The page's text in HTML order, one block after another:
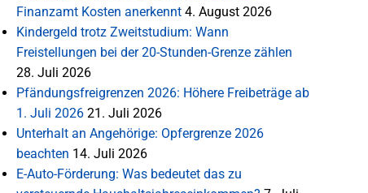
Finanzamt Kosten anerkennt 4. August 2026
Kindergeld trotz Zweitstudium: Wann
Freistellungen bei der 20-Stunden-Grenze zählen
28. Juli 2026
Pfändungsfreigrenzen 2026: Höhere Freibeträge ab
1. Juli 2026 21. Juli 2026
Unterhalt an Angehörige: Opfergrenze 2026
beachten 14. Juli 2026
E-Auto-Förderung: Was bedeutet das zu